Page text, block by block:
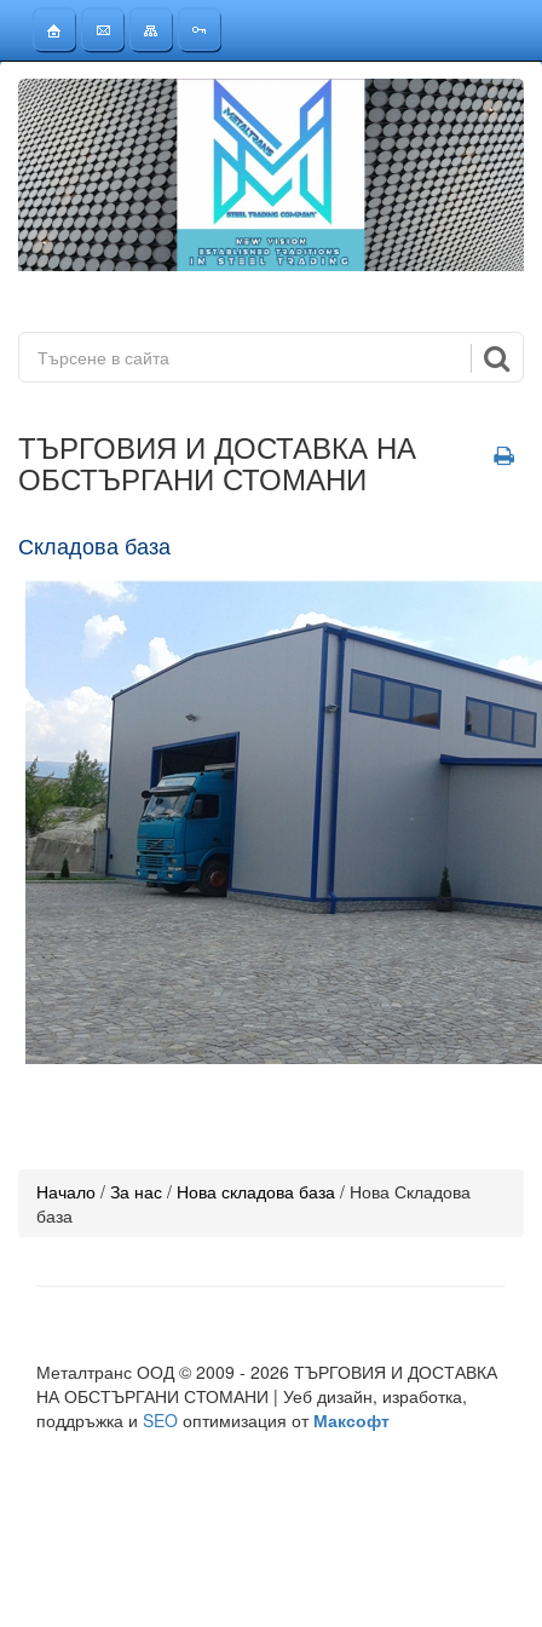
ТЪРГОВИЯ И ДОСТАВКА НА
ОБСТЪРГАНИ СТОМАНИ
Складова база
Начало / За нас / Нова складова база / Нова Складова
база
Металтранс ООД © 2009 - 2026 ТЪРГОВИЯ И ДОСТАВКА
НА ОБСТЪРГАНИ СТОМАНИ | Уеб дизайн, изработка,
поддръжка и SEO оптимизация от Максофт